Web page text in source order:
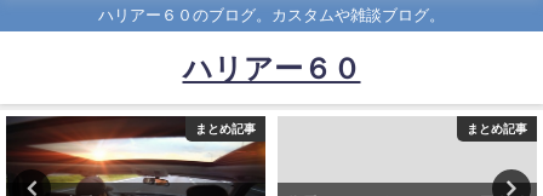
ハリアー６０のブログ。カスタムや雑談ブログ。
ハリアー６０
まとめ記事 まとめ記事